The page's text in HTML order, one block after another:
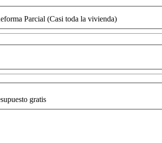
Parcial (Casi toda la vivienda)
gratis